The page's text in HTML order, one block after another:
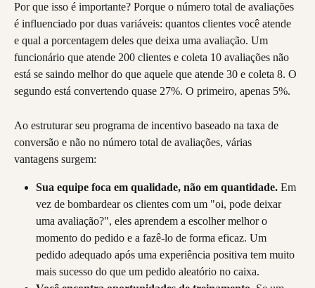
Por que isso é importante? Porque o número total de avaliações
é influenciado por duas variáveis: quantos clientes você atende
e qual a porcentagem deles que deixa uma avaliação. Um
funcionário que atende 200 clientes e coleta 10 avaliações não
está se saindo melhor do que aquele que atende 30 e coleta 8. O
segundo está convertendo quase 27%. O primeiro, apenas 5%.
Ao estruturar seu programa de incentivo baseado na taxa de
conversão e não no número total de avaliações, várias
vantagens surgem:
Sua equipe foca em qualidade, não em quantidade. Em
vez de bombardear os clientes com um "oi, pode deixar
uma avaliação?", eles aprendem a escolher melhor o
momento do pedido e a fazê-lo de forma eficaz. Um
pedido adequado após uma experiência positiva tem muito
mais sucesso do que um pedido aleatório no caixa.